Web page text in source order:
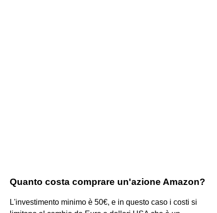
Quanto costa comprare un'azione Amazon?
L'investimento minimo è 50€, e in questo caso i costi si